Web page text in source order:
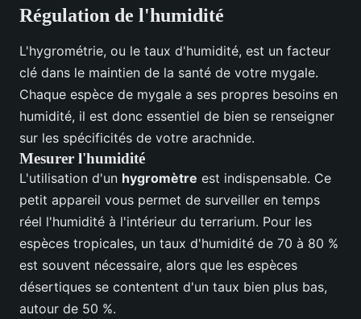
Régulation de l'humidité
L'hygrométrie, ou le taux d'humidité, est un facteur
clé dans le maintien de la santé de votre mygale.
Chaque espèce de mygale a ses propres besoins en
humidité, il est donc essentiel de bien se renseigner
sur les spécificités de votre arachnide.
Mesurer l'humidité
L'utilisation d'un hygromètre est indispensable. Ce
petit appareil vous permet de surveiller en temps
réel l'humidité à l'intérieur du terrarium. Pour les
espèces tropicales, un taux d'humidité de 70 à 80 %
est souvent nécessaire, alors que les espèces
désertiques se contentent d'un taux bien plus bas,
autour de 50 %.